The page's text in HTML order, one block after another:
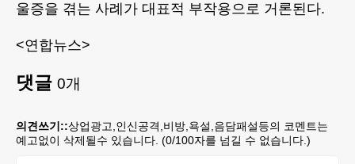
울증을 겪는 사례가 대표적 부작용으로 거론된다.
<연합뉴스>
댓글 0개
의견쓰기::상업광고,인신공격,비방,욕설,음담패설등의 코멘트는
예고없이 삭제될수 있습니다. (0/100자를 넘길 수 없습니다.)